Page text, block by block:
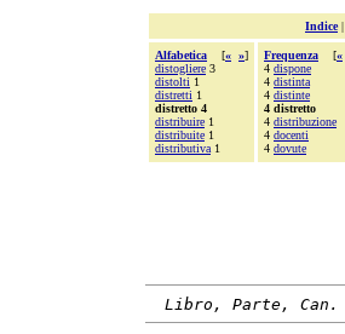
Indice|
Alfabetica [« »]
distogliere 3
distolti 1
distretti 1
distretto 4
distribuire 1
distribuite 1
distributiva 1
Frequenza [«
4 dispone
4 distinta
4 distinte
4 distretto
4 distribuzione
4 docenti
4 dovute
Libro, Parte, Can.